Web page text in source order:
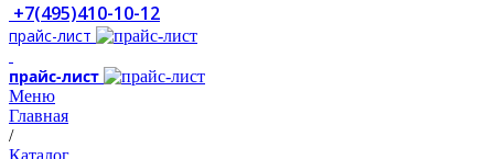
+7(495)410-10-12
прайс-лист
прайс-лист
Меню
Главная
/
Каталог